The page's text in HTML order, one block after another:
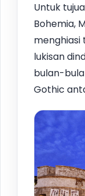
Untuk
Bohemia,
menghiasi
lukisan
bulan-
Gothic